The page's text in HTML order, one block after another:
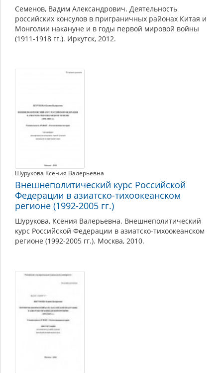
Семенов, Вадим Александрович. Деятельность
российских консулов в приграничных районах Китая и
Монголии накануне и в годы первой мировой войны
(1911-1918 гг.). Иркутск, 2012.
Шурукова Ксения Валерьевна
Внешнеполитический курс Российской
Федерации в азиатско-тихоокеанском
регионе (1992-2005 гг.)
Шурукова, Ксения Валерьевна. Внешнеполитический
курс Российской Федерации в азиатско-тихоокеанском
регионе (1992-2005 гг.). Москва, 2010.